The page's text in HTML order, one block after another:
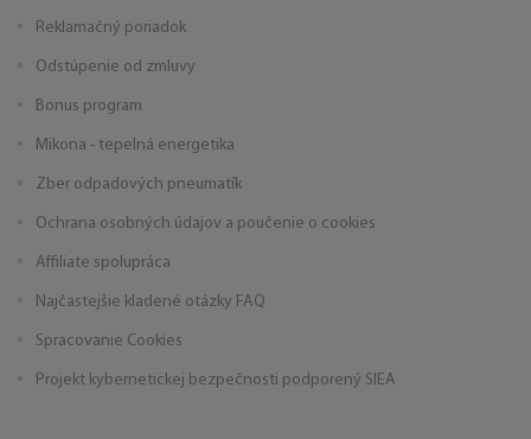
Reklamačný poriadok
Odstúpenie od zmluvy
Bonus program
Mikona - tepelná energetika
Zber odpadových pneumatík
Ochrana osobných údajov a poučenie o cookies
Affiliate spolupráca
Najčastejšie kladené otázky FAQ
Spracovanie Cookies
Projekt kybernetickej bezpečnosti podporený SIEA